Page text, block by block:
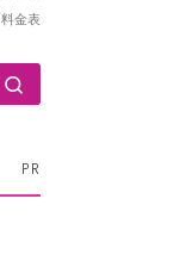
料金表
PR